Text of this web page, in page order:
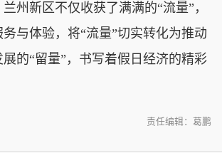
州新区不仅收获了满满的“流量”，
与体验，将“流量”切实转化为推动
的“留量”，书写着假日经济的精彩
责任编辑：葛鹏